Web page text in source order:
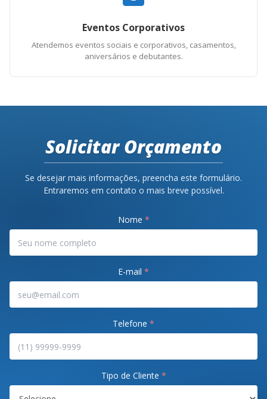
Eventos Corporativos
Atendemos eventos sociais e corporativos, casamentos,
aniversários e debutantes.
Solicitar Orçamento
Se desejar mais informações, preencha este formulário.
Entraremos em contato o mais breve possível.
Nome *
E-mail *
Telefone *
Tipo de Cliente *